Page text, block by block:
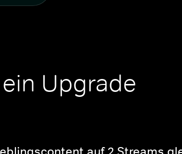
Upgrade